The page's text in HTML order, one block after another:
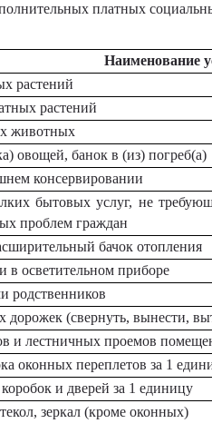
платных
Наименование
растений
растений
животных
овощей, банок в (из) погреб(а)
консервировании
бытовых услуг, не
проблем граждан
бачок отопления
в осветительном приборе
родственников
дорожек (свернуть, вынести,
и лестничных проемов
оконных переплетов за 1
и дверей за 1 единицу
зеркал (кроме оконных)